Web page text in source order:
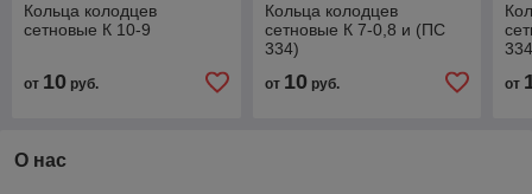
Кольца колодцев
сетновые К 10-9
от 10 руб.
Кольца колодцев
сетновые К 7-0,8 и (ПС
334)
от 10руб. от
О нас